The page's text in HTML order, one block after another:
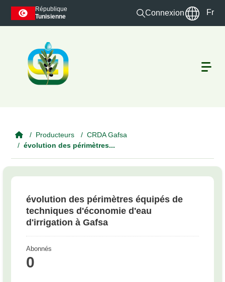
Skip to main content
République
Tunisienne
Connexion Fr
Producteurs
CRDA Gafsa
évolution des périmètres...
évolution des périmètres équipés de
techniques d'économie d'eau
d'irrigation à Gafsa
Abonnés
0